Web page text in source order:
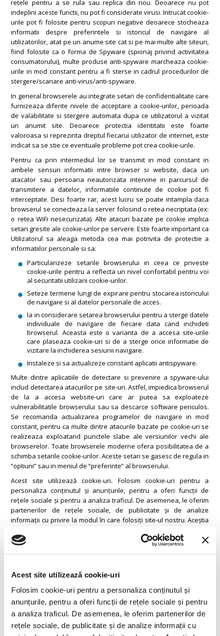
Acest site utilizează cookie-uri
Folosim cookie-uri pentru a personaliza conținutul și
anunțurile, pentru a oferi funcții de rețele sociale și pentru
a analiza traficul. De asemenea, le oferim partenerilor de
rețele sociale, de publicitate și de analize informații cu
retele pentru a se rula sau replica din nou. Deoarece nu pot
indeplini aceste functii, nu pot fi considerate virusi. Intrucat cookie-
urile pot fi folosite pentru scopuri negative deoarece stocheaza
informatii despre preferintele si istoricul de navigare al
utilizatorilor, atat pe un anume site cat si pe mai multe alte siteuri,
fiind folosite ca o forma de Spyware (spionaj privind activitatea
consumatorului), multe produse anti-spyware marcheaza cookie-
urile in mod constant pentru a fi sterse in cadrul procedurilor de
stergere/scanare anti-virus/anti-spyware.
In general browserele au integrate setari de confidentialitate care
furnizeaza diferite nivele de acceptare a cookie-urilor, perioada
de valabilitate si stergere automata dupa ce utilizatorul a vizitat
un anumit site. Deoarece protectia identitatii este foarte
valoroasa si reprezinta dreptul fiecarui utilizator de internet, este
indicat sa se stie ce eventuale probleme pot crea cookie-urile.
Pentru ca prin intermediul lor se transmit in mod constant in
ambele sensuri informatii intre browser si website, daca un
atacator sau persoana neautorizata intervine in parcursul de
transmitere a datelor, informatiile continute de cookie pot fi
interceptate. Desi foarte rar, acest lucru se poate intampla daca
browserul se conecteaza la server folosind o retea necriptata (ex:
o retea WiFi nesecurizata). Alte atacuri bazate pe cookie implica
setari gresite ale cookie-urilor pe servere. Este foarte important ca
Utilizatorul sa aleaga metoda cea mai potrivita de protectie a
informatiilor personale si sa:
Particularizeze setarile browserului in ceea ce priveste
cookie-urile pentru a reflecta un nivel confortabil pentru voi
al securitatii utilizarii cookie-urilor.
Seteze termene lungi de expirare pentru stocarea istoricului
de navigare si al datelor personale de acces.
Ia in considerare setarea browserului pentru a sterge datele
individuale de navigare de fiecare data cand inchideti
browserul. Aceasta este o varianta de a accesa site-urile
care plaseaza cookie-uri si de a sterge orice informatie de
vizitare la inchiderea sesiunii navigare.
Instaleze si sa actualizeze constant aplicatii antispyware.
Multe dintre aplicatiile de detectare si prevenire a spyware-ului
includ detectarea atacurilor pe site-uri. Astfel, impiedica browserul
de la a accesa website-uri care ar putea sa exploateze
vulnerabilitatile browserului sau sa descarce software periculos.
Se recomanda actualizarea programelor de navigare in mod
constant, pentru ca multe dintre atacurile bazate pe cookie-uri se
realizeaza exploatand punctele slabe ale versiunilor vechi ale
browserelor. Toate browserele moderne ofera posibilitatea de a
schimba setarile cookie-urilor. Aceste setari se gasesc de regula in
“optiuni” sau in meniul de “preferinte” al browserului.
Acest site utilizează cookie-uri. Folosim cookie-uri pentru a
personaliza conținutul și anunțurile, pentru a oferi funcții de
rețele sociale și pentru a analiza traficul. De asemenea, le oferim
partenerilor de rețele sociale, de publicitate și de analize
informații cu privire la modul în care folosiți site-ul nostru. Aceștia
folosirii serviciilor lor.
Cookie-urile sunt mici fişiere de text ce pot fi utilizate de către site-
cazul în care ele sunt strict necesare pentru operarea acestui site.
Pentru toate celelalte tipuri de cookie-uri avem nevoie de
permisiunea dvs.
Acest site utilizează diferite tipuri de cookie-uri. Unele cookie-uri